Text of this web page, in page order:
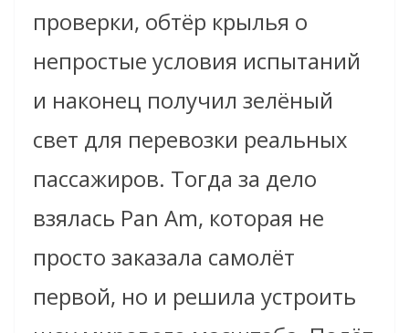
проверки, обтёр крылья о
непростые условия испытаний
и наконец получил зелёный
свет для перевозки реальных
пассажиров. Тогда за дело
взялась Pan Am, которая не
просто заказала самолёт
первой, но и решила устроить